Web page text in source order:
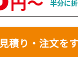
見積り・注文を